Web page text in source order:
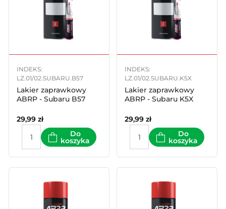
INDEKS:
LZ.01/02.SUBARU.B57
Lakier zaprawkowy
ABRP - Subaru B57
29,99 zł
Do
koszyka
INDEKS:
LZ.01/02.SUBARU.K5X
Lakier zaprawkowy
ABRP - Subaru K5X
29,99 zł
Do
koszyka